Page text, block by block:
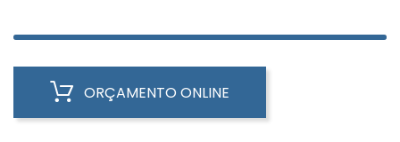
ORÇAMENTO ONLINE